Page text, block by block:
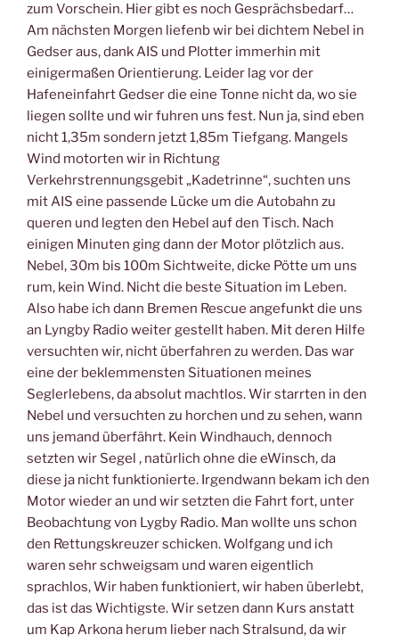
zum Vorschein. Hier gibt es noch Gesprächsbedarf…
Am nächsten Morgen liefenb wir bei dichtem Nebel in
Gedser aus, dank AIS und Plotter immerhin mit
einigermaßen Orientierung. Leider lag vor der
Hafeneinfahrt Gedser die eine Tonne nicht da, wo sie
liegen sollte und wir fuhren uns fest. Nun ja, sind eben
nicht 1,35m sondern jetzt 1,85m Tiefgang. Mangels
Wind motorten wir in Richtung
Verkehrstrennungsgebit „Kadetrinne“, suchten uns
mit AIS eine passende Lücke um die Autobahn zu
queren und legten den Hebel auf den Tisch. Nach
einigen Minuten ging dann der Motor plötzlich aus.
Nebel, 30m bis 100m Sichtweite, dicke Pötte um uns
rum, kein Wind. Nicht die beste Situation im Leben.
Also habe ich dann Bremen Rescue angefunkt die uns
an Lyngby Radio weiter gestellt haben. Mit deren Hilfe
versuchten wir, nicht überfahren zu werden. Das war
eine der beklemmensten Situationen meines
Seglerlebens, da absolut machtlos. Wir starrten in den
Nebel und versuchten zu horchen und zu sehen, wann
uns jemand überfährt. Kein Windhauch, dennoch
setzten wir Segel , natürlich ohne die eWinsch, da
diese ja nicht funktionierte. Irgendwann bekam ich den
Motor wieder an und wir setzten die Fahrt fort, unter
Beobachtung von Lygby Radio. Man wollte uns schon
den Rettungskreuzer schicken. Wolfgang und ich
waren sehr schweigsam und waren eigentlich
sprachlos, Wir haben funktioniert, wir haben überlebt,
das ist das Wichtigste. Wir setzen dann Kurs anstatt
um Kap Arkona herum lieber nach Stralsund, da wir